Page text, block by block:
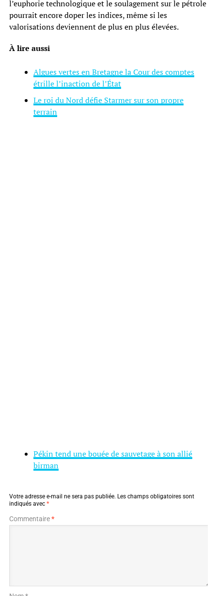
l’euphorie technologique et le soulagement sur le pétrole
pourrait encore doper les indices, même si les
valorisations deviennent de plus en plus élevées.
À lire aussi
Algues vertes en Bretagne la Cour des comptes
étrille l’inaction de l’État
Le roi du Nord défie Starmer sur son propre
terrain
Pékin tend une bouée de sauvetage à son allié
birman
Votre adresse e-mail ne sera pas publiée. Les champs obligatoires sont
indiqués avec *
Commentaire*